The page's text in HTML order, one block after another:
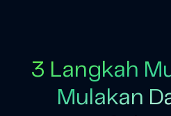
3 Langkah
Mulakan